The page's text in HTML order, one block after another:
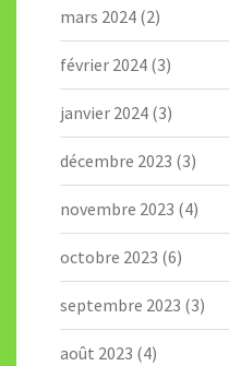
mars 2024 (2)
février 2024 (3)
janvier 2024 (3)
décembre 2023 (3)
novembre 2023 (4)
octobre 2023 (6)
septembre 2023 (3)
août 2023 (4)